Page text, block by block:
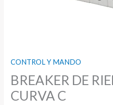
CONTROL Y MANDO
BREAKER DE
CURVA C